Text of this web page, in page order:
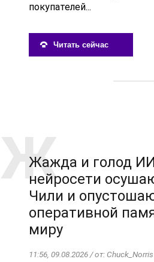
покупателей...
Читать сейчас
Жажда и голод
нейросети
Чили и
оперативной
миру
11:56, 09.08.2026 / от: